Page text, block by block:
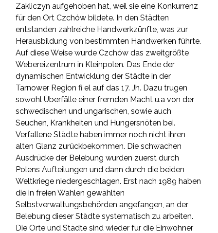
Zakliczyn aufgehoben hat, weil sie eine Konkurrenz
für den Ort Czchów bildete. In den Städten
entstanden zahlreiche Handwerkzünfte, was zur
Herausbildung von bestimmten Handwerken führte.
Auf diese Weise wurde Czchów das zweitgrößte
Webereizentrum in Kleinpolen. Das Ende der
dynamischen Entwicklung der Städte in der
Tarnower Region fi el auf das 17. Jh. Dazu trugen
sowohl Überfälle einer fremden Macht u.a von der
schwedischen und ungarischen, sowie auch
Seuchen, Krankheiten und Hungersnöten bei.
Verfallene Städte haben immer noch nicht ihren
alten Glanz zurückbekommen. Die schwachen
Ausdrücke der Belebung wurden zuerst durch
Polens Aufteilungen und dann durch die beiden
Weltkriege niedergeschlagen. Erst nach 1989 haben
die in freien Wahlen gewählten
Selbstverwaltungsbehörden angefangen, an der
Belebung dieser Städte systematisch zu arbeiten.
Die Orte und Städte sind wieder für die Einwohner